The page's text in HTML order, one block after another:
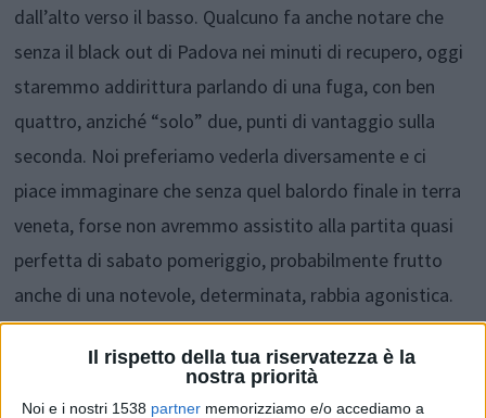
Il rispetto della tua riservatezza è la
nostra priorità
Noi e i nostri 1538 partner memorizziamo e/o accediamo a
dall’alto verso il basso. Qualcuno fa anche notare che
senza il black out di Padova nei minuti di recupero, oggi
staremmo addirittura parlando di una fuga, con ben
quattro, anziché “solo” due, punti di vantaggio sulla
seconda. Noi preferiamo vederla diversamente e ci
piace immaginare che senza quel balordo finale in terra
veneta, forse non avremmo assistito alla partita quasi
perfetta di sabato pomeriggio, probabilmente frutto
anche di una notevole, determinata, rabbia agonistica.
Insomma contro i campani Brugman e compagni
sarebbero forse scesi in campo pensando che anche il
pareggio non sarebbe stato un cattivo risultato da